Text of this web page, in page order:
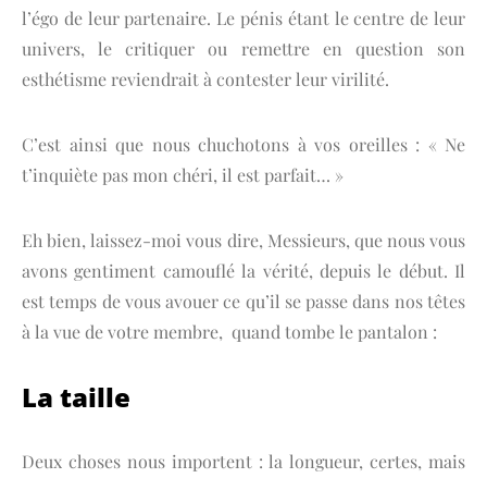
l’égo de leur partenaire. Le pénis étant le centre de leur
univers, le critiquer ou remettre en question son
esthétisme reviendrait à contester leur virilité.
C’est ainsi que nous chuchotons à vos oreilles : « Ne
t’inquiète pas mon chéri, il est parfait… »
Eh bien, laissez-moi vous dire, Messieurs, que nous vous
avons gentiment camouflé la vérité, depuis le début. Il
est temps de vous avouer ce qu’il se passe dans nos têtes
à la vue de votre membre, quand tombe le pantalon :
La taille
Deux choses nous importent : la longueur, certes, mais